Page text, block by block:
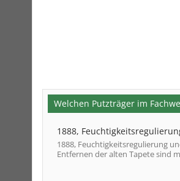
Welchen Putzträger im
1888,
1888, Feuchtigkeitsregulierung
Entfernen der alten Tapete sind